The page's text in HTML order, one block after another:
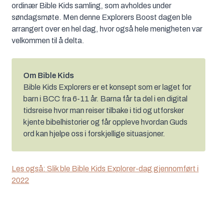
ordinær Bible Kids samling, som avholdes under
søndagsmøte. Men denne Explorers Boost dagen ble
arrangert over en hel dag, hvor også hele menigheten var
velkommen til å delta.
Om Bible Kids
Bible Kids Explorers er et konsept som er laget for
barn i BCC fra 6-11 år. Barna får ta del i en digital
tidsreise hvor man reiser tilbake i tid og utforsker
kjente bibelhistorier og får oppleve hvordan Guds
ord kan hjelpe oss i forskjellige situasjoner.
Les også: Slik ble Bible Kids Explorer-dag gjennomført i
2022